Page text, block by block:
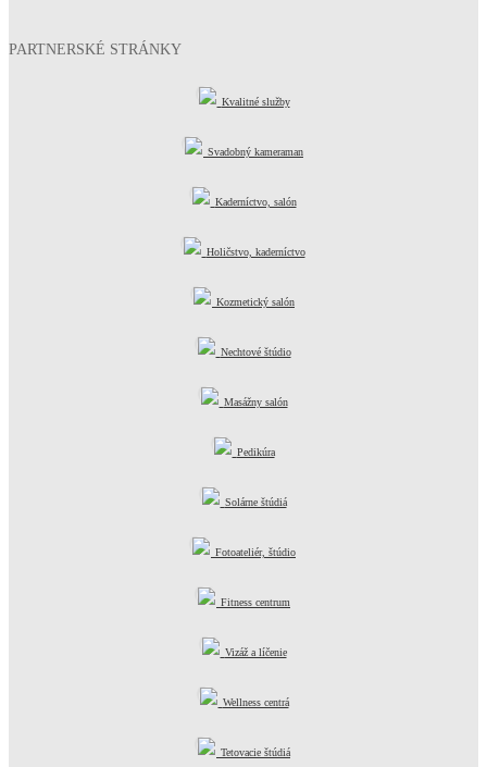
PARTNERSKÉ STRÁNKY
Kvalitné služby
Svadobný kameraman
Kaderníctvo, salón
Holičstvo, kaderníctvo
Kozmetický salón
Nechtové štúdio
Masážny salón
Pedikúra
Solárne štúdiá
Fotoateliér, štúdio
Fitness centrum
Vizáž a líčenie
Wellness centrá
Tetovacie štúdiá